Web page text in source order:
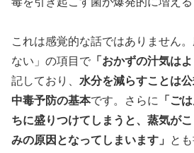
これは感覚的な話ではありません
ない」の項目で 「おかずの汁気は
記しており、 水分を減らすことは
中毒予防の基本です。さらに
「ご
ちに盛りつけてしまうと、蒸気が
みの原因となってしまいます」
と